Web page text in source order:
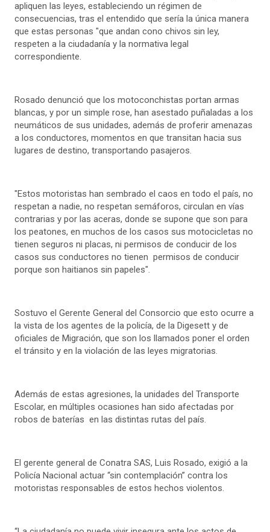
apliquen las leyes, estableciendo un régimen de
consecuencias, tras el entendido que sería la única manera
que estas personas "que andan cono chivos sin ley,
respeten a la ciudadanía y la normativa legal
correspondiente.
Rosado denunció que los motoconchistas portan armas
blancas, y por un simple rose, han asestado puñaladas a los
neumáticos de sus unidades, además de proferir amenazas
a los conductores, momentos en que transitan hacia sus
lugares de destino, transportando pasajeros.
"Estos motoristas han sembrado el caos en todo el país, no
respetan a nadie, no respetan semáforos, circulan en vías
contrarias y por las aceras, donde se supone que son para
los peatones, en muchos de los casos sus motocicletas no
tienen seguros ni placas, ni permisos de conducir de los
casos sus conductores no tienen permisos de conducir
porque son haitianos sin papeles".
Sostuvo el Gerente General del Consorcio que esto ocurre a
la vista de los agentes de la policía, de la Digesett y de
oficiales de Migración, que son los llamados poner el orden
el tránsito y en la violación de las leyes migratorias.
Además de estas agresiones, la unidades del Transporte
Escolar, en múltiples ocasiones han sido afectadas por
robos de baterías en las distintas rutas del país.
El gerente general de Conatra SAS, Luis Rosado, exigió a la
Policía Nacional actuar “sin contemplación” contra los
motoristas responsables de estos hechos violentos.